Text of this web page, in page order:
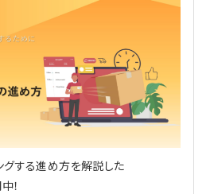
グする進め方を解説した
！